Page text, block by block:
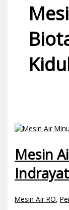
Mesin
Mesin Air RO,